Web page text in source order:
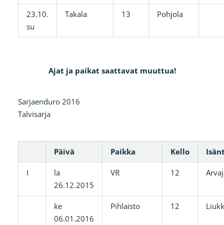
23.10.
su
Takala 13 Pohjola
Ajat ja paikat saattavat muuttua!
Sarjaenduro 2016
Talvisarja
Päivä Paikka Kello
I
la
26.12.2015
VR 12
ke
06.01.2016
Pihlaisto 12